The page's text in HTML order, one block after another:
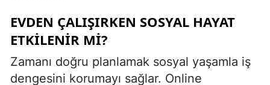
EVDEN ÇALIŞIRKEN SOSYAL HAYAT
ETKILENIR MI?
Zamanı doğru planlamak sosyal yaşamla iş
dengesini korumayı sağlar. Online